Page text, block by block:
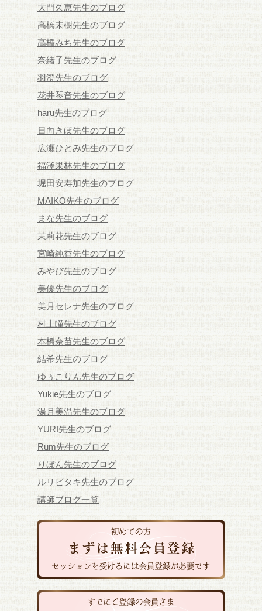
大門久恵先生のブログ
高橋未樹先生のブログ
高橋みち先生のブログ
奈緒子先生のブログ
羽澄先生のブログ
花井琴音先生のブログ
haru先生のブログ
日向きほ先生のブログ
広瀬ひとみ先生のブログ
福澤果林先生のブログ
堀田安寿加先生のブログ
MAIKO先生のブログ
まな先生のブログ
茉莉花先生のブログ
宮崎純香先生のブログ
みやび先生のブログ
美優先生のブログ
美月セレナ先生のブログ
村上瞳先生のブログ
本橋奈苗先生のブログ
結希先生のブログ
ゆぅこりん先生のブログ
Yukie先生のブログ
湯月美温先生のブログ
YURI先生のブログ
Rum先生のブログ
りぼん先生のブログ
ルリビタキ先生のブログ
講師ブログ一覧